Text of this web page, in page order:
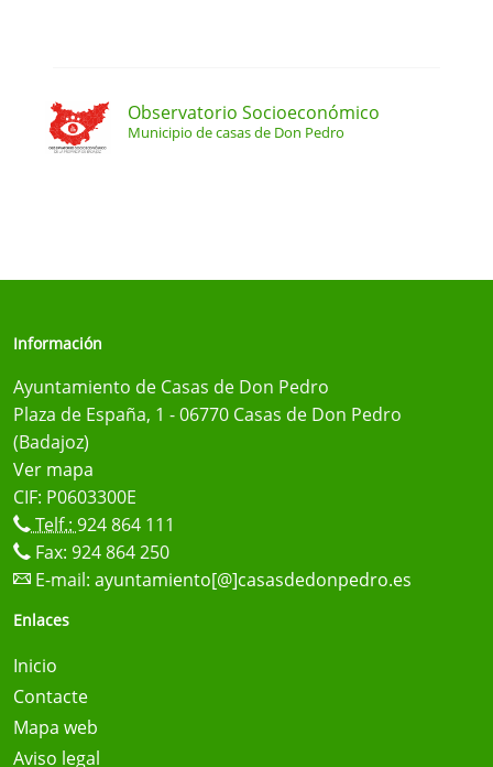
Observatorio Socioeconómico
Municipio de casas de Don Pedro
Información
Ayuntamiento de Casas de Don Pedro
Plaza de España, 1 - 06770 Casas de Don Pedro
(Badajoz)
Ver mapa
CIF: P0603300E
Telf.: 924 864 111
Fax: 924 864 250
E-mail: ayuntamiento[@]casasdedonpedro.es
Enlaces
Inicio
Contacte
Mapa web
Aviso legal